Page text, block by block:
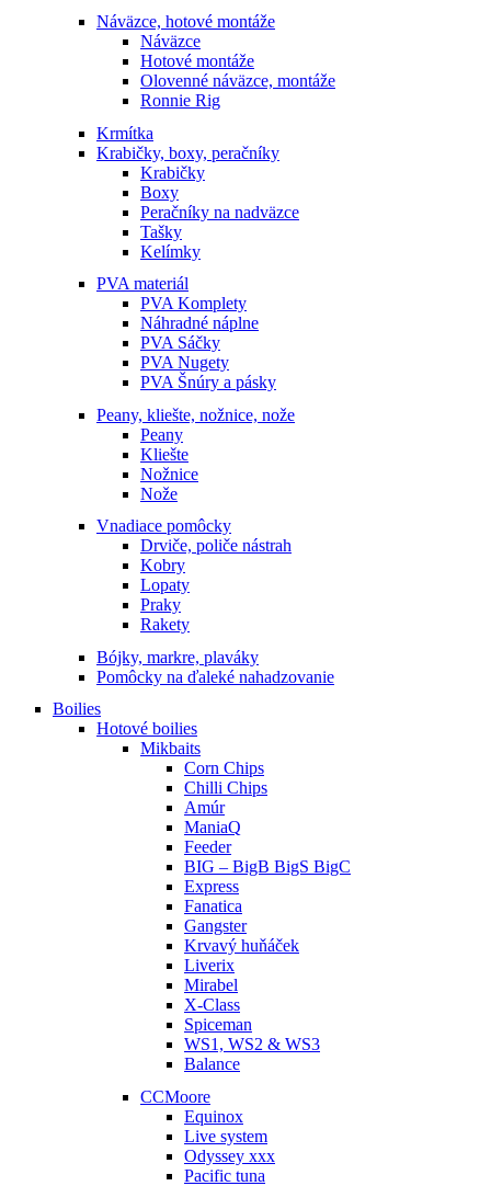
Náväzce, hotové montáže
Náväzce
Hotové montáže
Olovenné náväzce, montáže
Ronnie Rig
Krmítka
Krabičky, boxy, peračníky
Krabičky
Boxy
Peračníky na nadväzce
Tašky
Kelímky
PVA materiál
PVA Komplety
Náhradné náplne
PVA Sáčky
PVA Nugety
PVA Šnúry a pásky
Peany, kliešte, nožnice, nože
Peany
Kliešte
Nožnice
Nože
Vnadiace pomôcky
Drviče, poliče nástrah
Kobry
Lopaty
Praky
Rakety
Bójky, markre, plaváky
Pomôcky na ďaleké nahadzovanie
Boilies
Hotové boilies
Mikbaits
Corn Chips
Chilli Chips
Amúr
ManiaQ
Feeder
BIG – BigB BigS BigC
Express
Fanatica
Gangster
Krvavý huňáček
Liverix
Mirabel
X-Class
Spiceman
WS1, WS2 & WS3
Balance
CCMoore
Equinox
Live system
Odyssey xxx
Pacific tuna